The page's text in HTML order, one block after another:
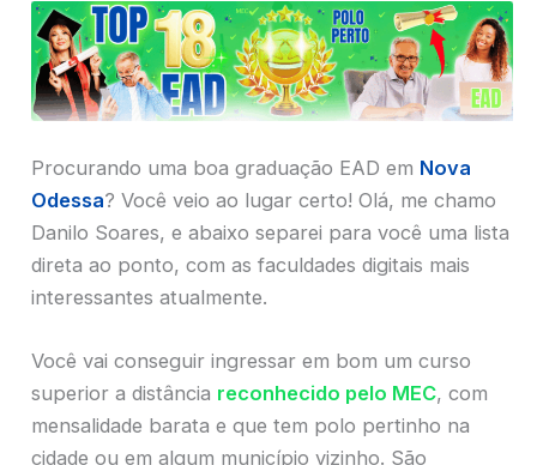
Procurando uma boa graduação EAD em Nova
Odessa? Você veio ao lugar certo! Olá, me chamo
Danilo Soares, e abaixo separei para você uma lista
direta ao ponto, com as faculdades digitais mais
interessantes atualmente.
Você vai conseguir ingressar em bom um curso
superior a distância reconhecido pelo MEC, com
mensalidade barata e que tem polo pertinho na
cidade ou em algum município vizinho. São